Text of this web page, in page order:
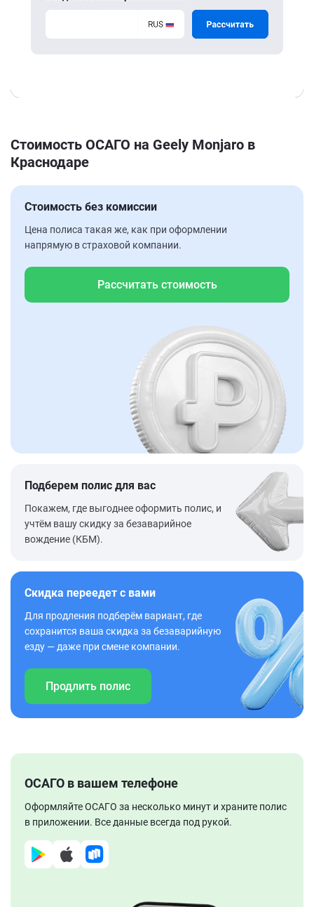
Стоимость ОСАГО на Geely Monjaro в
Краснодаре
Стоимость без комиссии
Цена полиса такая же, как при оформлении
напрямую в страховой компании.
Рассчитать стоимость
Подберем полис для вас
Покажем, где выгоднее оформить полис, и
учтём вашу скидку за безаварийное
вождение (КБМ).
Скидка переедет с вами
Для продления подберём вариант, где
сохранится ваша скидка за безаварийную
езду — даже при смене компании.
Продлить полис
ОСАГО в вашем телефоне
Оформляйте ОСАГО за несколько минут и храните полис
в приложении. Все данные всегда под рукой.